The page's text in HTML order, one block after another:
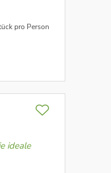
pro Person
ideale